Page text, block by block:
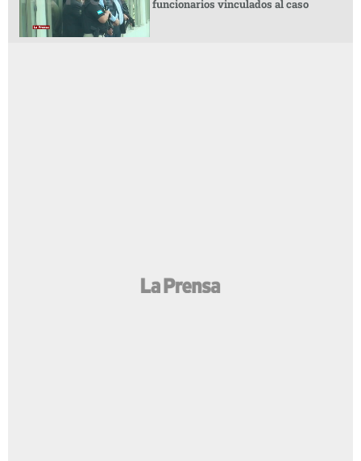
funcionarios vinculados al caso